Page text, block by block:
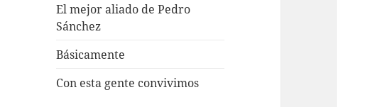
El mejor aliado de Pedro
Sánchez
Básicamente
Con esta gente convivimos